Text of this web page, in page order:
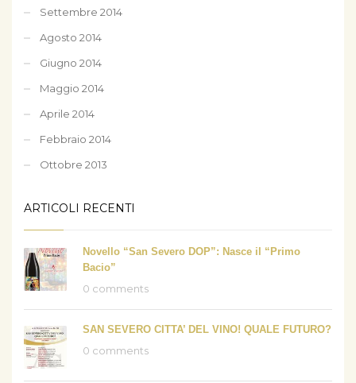
Settembre 2014
Agosto 2014
Giugno 2014
Maggio 2014
Aprile 2014
Febbraio 2014
Ottobre 2013
ARTICOLI RECENTI
Novello “San Severo DOP”: Nasce il “Primo
Bacio”
0 comments
SAN SEVERO CITTA’ DEL VINO! QUALE FUTURO?
0 comments